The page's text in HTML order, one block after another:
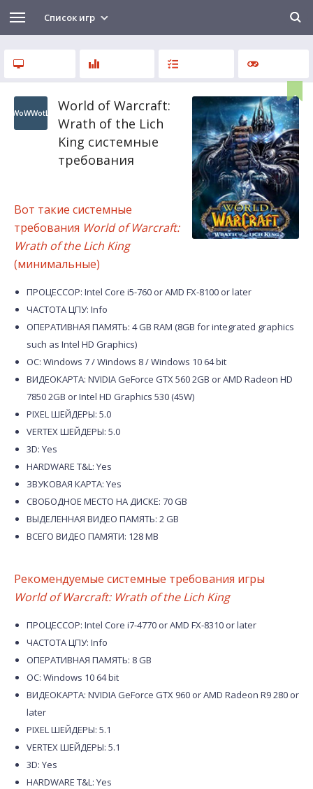
Список игр
WoWWotL
World of Warcraft:
Wrath of the Lich
King системные
требования
Вот такие системные
требования World of Warcraft:
Wrath of the Lich King
(минимальные)
ПРОЦЕССОР: Intel Core i5-760 or AMD FX-8100 or later
ЧАСТОТА ЦПУ: Info
ОПЕРАТИВНАЯ ПАМЯТЬ: 4 GB RAM (8GB for integrated graphics
such as Intel HD Graphics)
ОС: Windows 7 / Windows 8 / Windows 10 64 bit
ВИДЕОКАРТА: NVIDIA GeForce GTX 560 2GB or AMD Radeon HD
7850 2GB or Intel HD Graphics 530 (45W)
PIXEL ШЕЙДЕРЫ: 5.0
VERTEX ШЕЙДЕРЫ: 5.0
3D: Yes
HARDWARE T&L: Yes
ЗВУКОВАЯ КАРТА: Yes
СВОБОДНОЕ МЕСТО НА ДИСКЕ: 70 GB
ВЫДЕЛЕННАЯ ВИДЕО ПАМЯТЬ: 2 GB
ВСЕГО ВИДЕО ПАМЯТИ: 128 MB
Рекомендуемые системные требования игры
World of Warcraft: Wrath of the Lich King
ПРОЦЕССОР: Intel Core i7-4770 or AMD FX-8310 or later
ЧАСТОТА ЦПУ: Info
ОПЕРАТИВНАЯ ПАМЯТЬ: 8 GB
ОС: Windows 10 64 bit
ВИДЕОКАРТА: NVIDIA GeForce GTX 960 or AMD Radeon R9 280 or
later
PIXEL ШЕЙДЕРЫ: 5.1
VERTEX ШЕЙДЕРЫ: 5.1
3D: Yes
HARDWARE T&L: Yes